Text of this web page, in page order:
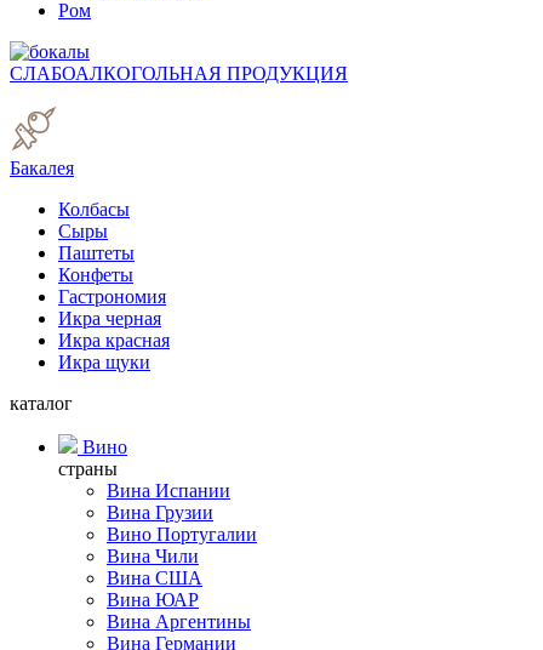
Ром
СЛАБОАЛКОГОЛЬНАЯ ПРОДУКЦИЯ
Бакалея
Колбасы
Сыры
Паштеты
Конфеты
Гастрономия
Икра черная
Икра красная
Икра щуки
каталог
Вино
страны
Вина Испании
Вина Грузии
Вино Португалии
Вина Чили
Вина США
Вина ЮАР
Вина Аргентины
Вина Германии